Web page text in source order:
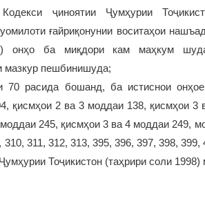
ҷиноятии Ҷумҳурии
ғайриқонунии воситаҳои
онҳо ба миқдори кам маҳкум
мазкур пешбинишуда;
расида бошанд, ба истиснои
қисмҳои 2 ва 3 моддаи 138, қисмҳои 3
245, қисмҳои 3 ва 4 моддаи 249,
311, 312, 313, 395, 396, 397, 398,
Тоҷикистон (таҳрири соли